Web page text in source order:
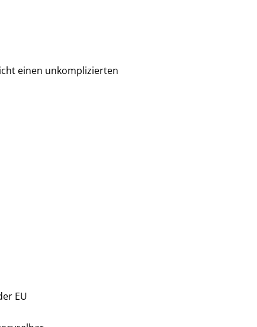
einen unkomplizierten
EU